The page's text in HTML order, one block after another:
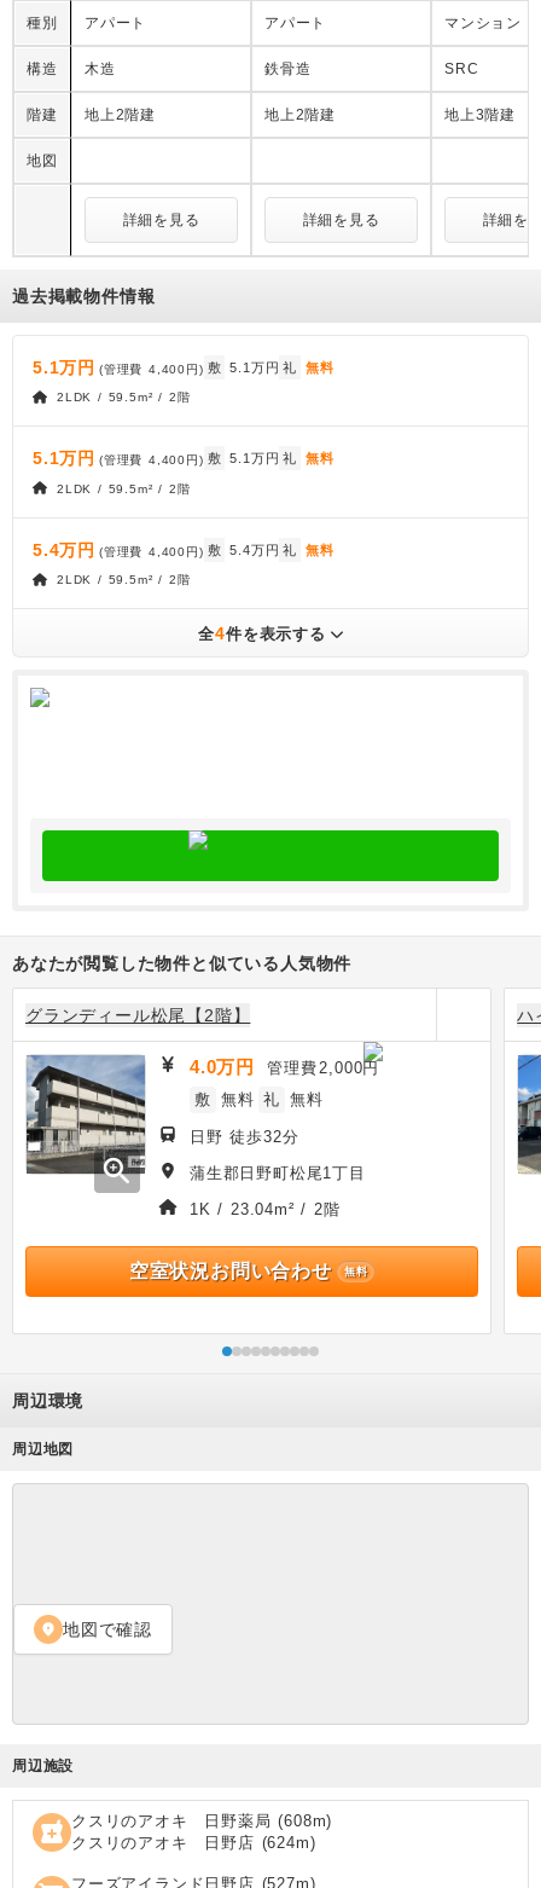
種別 アパート アパート マンション
構造 木造 鉄骨造 SRC
階建 地上2階建 地上2階建 地上3階建
地図
詳細を見る 詳細を見る 詳細を
過去掲載物件情報
5.1万円 (管理費 4,400円) 敷 5.1万円 礼 無料
2LDK / 59.5m² / 2階
5.1万円 (管理費 4,400円 ) 敷 5.1万円 礼 無料
2LDK / 59.5m² / 2階
5.4万円 (管理費 4,400円) 敷 5.4万円 礼 無料
2LDK / 59.5m² / 2階
全4件を表示する
あなたが閲覧した物件と似ている人気物件
グランディール松尾【2階】
zoom_in
4.0万円 管理費2,000円
敷 無料 礼 無料
日野 徒歩32分
蒲生郡日野町松尾1丁目
1K / 23.04m² / 2階
空室状況お問い合わせ 無料
ハ
周辺環境
周辺地図
location_on 地図で確認
周辺施設
local_pharmacy クスリのアオキ 日野薬局 (608m)
クスリのアオキ 日野店 (624m)
フーズアイランド日野店 (527m)